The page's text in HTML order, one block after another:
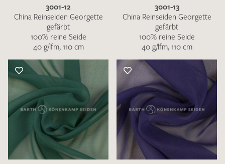
3001-12
China Reinseiden Georgette
gefärbt
100% reine Seide
40 g/lfm, 110 cm
3001-13
China Reinseiden Georgette
gefärbt
100% reine Seide
40 g/lfm, 110 cm